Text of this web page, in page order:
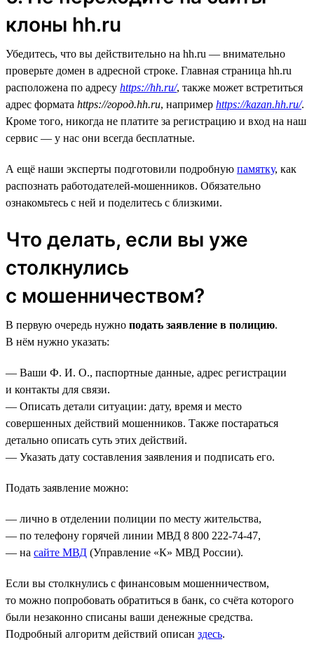
клоны hh.ru
Убедитесь, что вы действительно на hh.ru — внимательно
проверьте домен в адресной строке. Главная страница hh.ru
расположена по адресу https://hh.ru/, также может встретиться
адрес формата https://город.hh.ru, например https://kazan.hh.ru/.
Кроме того, никогда не платите за регистрацию и вход на наш
сервис — у нас они всегда бесплатные.
А ещё наши эксперты подготовили подробную памятку, как
распознать работодателей-мошенников. Обязательно
ознакомьтесь с ней и поделитесь с близкими.
Что делать, если вы уже
столкнулись
с мошенничеством?
В первую очередь нужно подать заявление в полицию.
В нём нужно указать:
— Ваши Ф. И. О., паспортные данные, адрес регистрации
и контакты для связи.
— Описать детали ситуации: дату, время и место
совершенных действий мошенников. Также постараться
детально описать суть этих действий.
— Указать дату составления заявления и подписать его.
Подать заявление можно:
— лично в отделении полиции по месту жительства,
— по телефону горячей линии МВД 8 800 222-74-47,
— на сайте МВД (Управление «К» МВД России).
Если вы столкнулись с финансовым мошенничеством,
то можно попробовать обратиться в банк, со счёта которого
были незаконно списаны ваши денежные средства.
Подробный алгоритм действий описан здесь.